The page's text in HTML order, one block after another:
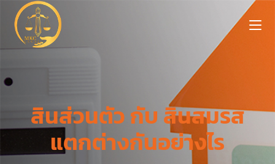
สินส่วนตัว กับ สินสมรส
แตกต่างกันอย่างไร